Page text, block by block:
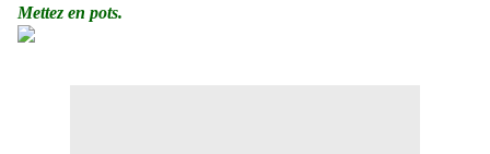
Mettez en pots.